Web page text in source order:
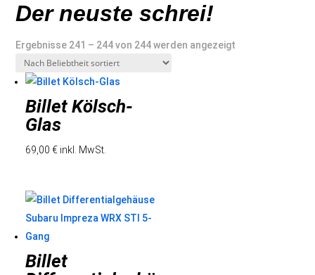
Der neuste schrei!
Ergebnisse 241 – 244 von 244 werden angezeigt
Billet Kölsch-
Glas
69,00€ inkl. MwSt.
Billet